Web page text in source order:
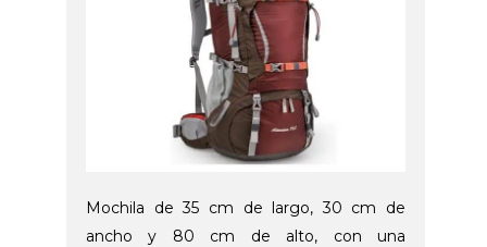
Mochila de 35 cm de largo, 30 cm de
ancho y 80 cm de alto, con una